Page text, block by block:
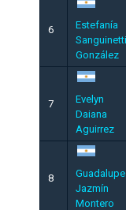
6
Estefanía
Sanguinetti
González
7
Evelyn
Daiana
Aguirrez
8
Guadalupe
Jazmín
Montero